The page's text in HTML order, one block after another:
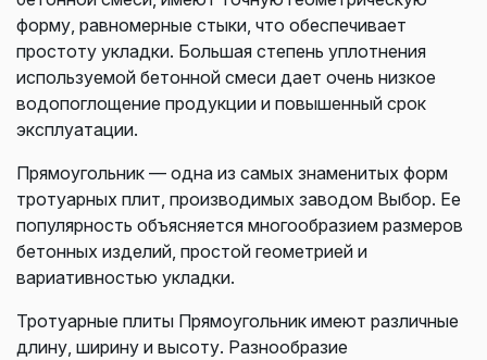
форму, равномерные стыки, что обеспечивает
простоту укладки. Большая степень уплотнения
используемой бетонной смеси дает очень низкое
водопоглощение продукции и повышенный срок
эксплуатации.
Прямоугольник — одна из самых знаменитых форм
тротуарных плит, производимых заводом Выбор. Ее
популярность объясняется многообразием размеров
бетонных изделий, простой геометрией и
вариативностью укладки.
Тротуарные плиты Прямоугольник имеют различные
длину, ширину и высоту. Разнообразие